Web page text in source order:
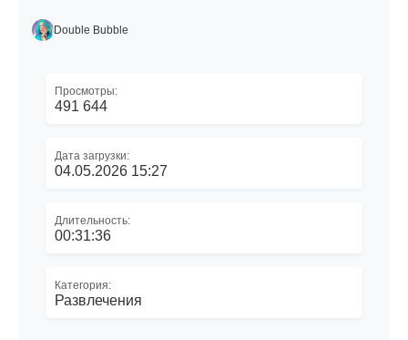
Double Bubble
Просмотры:
491 644
Дата загрузки:
04.05.2026 15:27
Длительность:
00:31:36
Категория:
Развлечения